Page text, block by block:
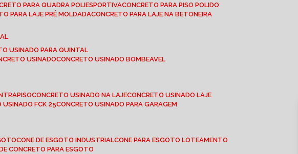
PARA QUADRA POLIESPORTIVA
CONCRETO PARA PISO POLIDO
PARA LAJE PRÉ MOLDADA CONCRETO PARA LAJE NA BETONEIRA
USINADO PARA QUINTAL
USINADO CONCRETO USINADO BOMBEAVEL
CONCRETO USINADO NA LAJE CONCRETO USINADO LAJE
USINADO FCK 25 CONCRETO USINADO PARA GARAGEM
CONE DE ESGOTO INDUSTRIAL CONE PARA ESGOTO LOTEAMENTO
DE CONCRETO PARA ESGOTO